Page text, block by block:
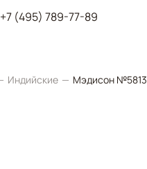
+7 (495) 789-77-89
Индийские Mэдисон №5813